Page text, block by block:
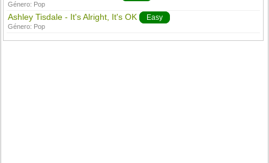
Género: Pop
Ashley Tisdale - It's Alright, It's OK Easy
Género: Pop